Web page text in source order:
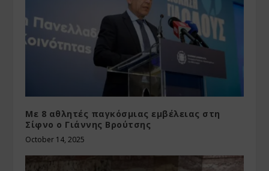
Με 8 αθλητές παγκόσμιας εμβέλειας στη
Σίφνο ο Γιάννης Βρούτσης
October 14, 2025